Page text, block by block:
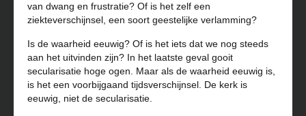
van dwang en frustratie? Of is het zelf een
ziekteverschijnsel, een soort geestelijke verlamming?
Is de waarheid eeuwig? Of is het iets dat we nog steeds
aan het uitvinden zijn? In het laatste geval gooit
secularisatie hoge ogen. Maar als de waarheid eeuwig is,
is het een voorbijgaand tijdsverschijnsel. De kerk is
eeuwig, niet de secularisatie.